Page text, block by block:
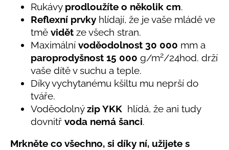
Rukávy prodloužíte o několik cm.
Reflexní prvky hlídají, že je vaše mládě ve
tmě vidět ze všech stran.
Maximální voděodolnost 30 000 mm a
paroprodyšnost 15 000 g/m2/24hod. drží
vaše dítě v suchu a teple.
Díky vychytanému kšiltu mu neprší do
tváře.
Voděodolnýzip YKK hlídá, že ani tudy
dovnitř voda nemá šanci.
Mrkněte co všechno, si díky ní, užijete s
LETNÍ
KLOBOUČEK
OUŠKY